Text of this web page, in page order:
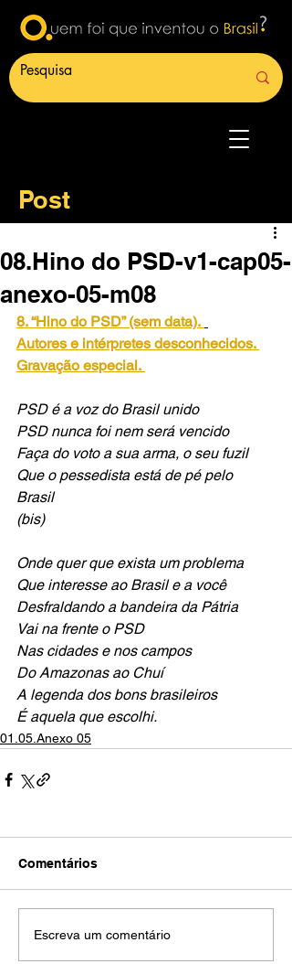
Post
08.Hino do PSD-v1-cap05-
anexo-05-m08
8. “Hino do PSD” (sem data).
Autores e intérpretes desconhecidos.
Gravação especial.
PSD é a voz do Brasil unido
PSD nunca foi nem será vencido
Faça do voto a sua arma, o seu fuzil
Que o pessedista está de pé pelo
Brasil
(bis)
Onde quer que exista um problema
Que interesse ao Brasil e a você
Desfraldando a bandeira da Pátria
Vai na frente o PSD
Nas cidades e nos campos
Do Amazonas ao Chuí
A legenda dos bons brasileiros
É aquela que escolhi.
01.05.Anexo 05
Comentários
Escreva um comentário